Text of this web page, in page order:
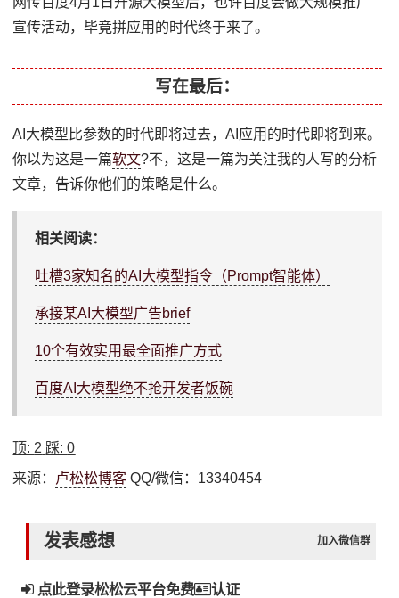
宣传活动，毕竟拼应用的时代终于来了。
写在最后：
AI大模型比参数的时代即将过去，AI应用的时代即将到来。
你以为这是一篇软文?不，这是一篇为关注我的人写的分析
文章，告诉你他们的策略是什么。
相关阅读：
吐槽3家知名的AI大模型指令（Prompt智能体）
承接某AI大模型广告brief
10个有效实用最全面推广方式
百度AI大模型绝不抢开发者饭碗
顶: 2 踩:0
来源： 卢松松博客 QQ/微信：13340454
发表感想 加入微信群
点此登录松松云平台免费 认证